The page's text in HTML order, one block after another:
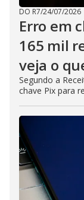
DO R7/24/07/2026
Erro em
165 mil
veja o
Segundo a
chave Pix para